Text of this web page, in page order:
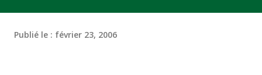
Publié le : février 23, 2006